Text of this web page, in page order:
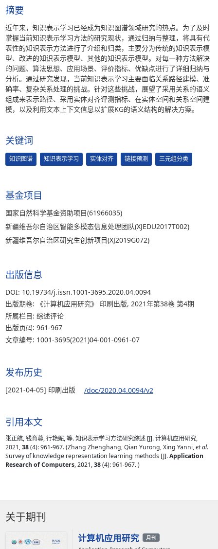
摘要
近年来，知识表示学习已经成为知识图谱领域研究的热点。为了及时
掌握当前知识表示学习方法的研究现状，通过归纳与整理，将具有代
表性的知识表示方法进行了介绍和归类，主要分为传统的知识表示模
型、改进的知识表示模型、其他的知识表示模型。对每一种方法解决
的问题、算法思想、应用场景、评价指标、优缺点进行了详细归纳与
分析。通过研究发现，当前知识表示学习主要面临关系路径建模、准
确率、复杂关系处理的挑战。针对这些挑战，展望了采用关系的语义
组成来表示路径、采用实体对齐评测指标、在实体空间和关系空间建
模，以及利用文本上下文信息以扩展KG的语义结构的解决方案。
关键词
知识图谱 知识表示学习 实体对齐 链接预测 三元组分类
基金项目
国家自然科学基金资助项目(61966035)
新疆维吾尔自治区智能多模态信息处理团队(XJEDU2017T002)
新疆维吾尔自治区研究生创新项目(XJ2019G072)
出版信息
DOI: 10.19734/j.issn.1001-3695.2020.04.0094
出版期卷: 《计算机应用研究》 印刷出版, 2021年第38卷 第4期
所属栏目: 综述评论
出版页码: 961-967
文章编号: 1001-3695(2021)04-001-0961-07
发布历史
[2021-04-05] 印刷出版 /doc/2020.04.0094/v2
引用本文
张正航, 钱育蓉, 行艳妮, 等. 知识表示学习方法研究综述 [J]. 计算机应用研究,
2021,38(4): 961-967. (Zhang Zhenghang, Qian Yurong, Xing Yanni,et al.
Survey of knowledge representation learning methods [J].Application
Research of Computers, 2021,38(4): 961-967. )
关于期刊
计算机应用研究 月刊